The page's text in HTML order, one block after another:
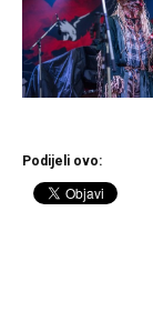
Podijeli ovo: